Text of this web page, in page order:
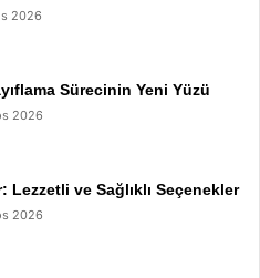
2026
Sürecinin Yeni Yüzü
2026
Lezzetli ve Sağlıklı Seçenekler
2026